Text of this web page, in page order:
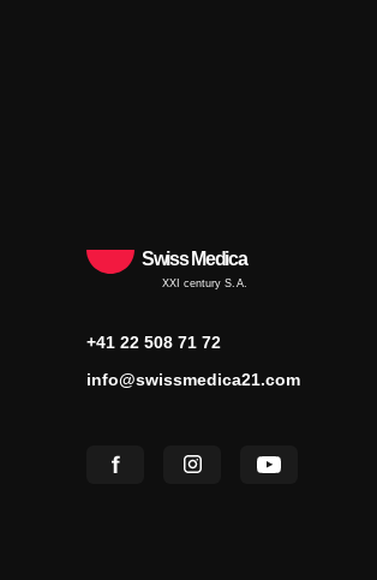
Swiss Medica
XXI century S.A.
+41 22 508 71 72
info@swissmedica21.com